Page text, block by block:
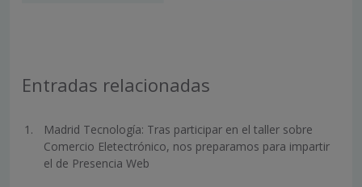
Entradas relacionadas
Madrid Tecnología: Tras participar en el taller sobre
Comercio Eletectrónico, nos preparamos para impartir
el de Presencia Web